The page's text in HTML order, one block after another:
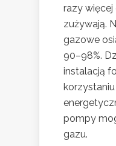
razy więcej
zużywają.
gazowe
90–98%.
instalacją
pompy
gazu.